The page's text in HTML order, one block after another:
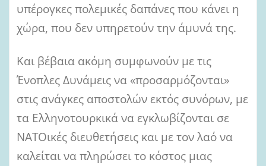
υπέρογκες πολεμικές δαπάνες που κάνει η
χώρα, που δεν υπηρετούν την άμυνά της.
Και βέβαια ακόμη συμφωνούν με τις
Ένοπλες Δυνάμεις να «προσαρμόζονται»
στις ανάγκες αποστολών εκτός συνόρων, με
τα Ελληνοτουρκικά να εγκλωβίζονται σε
ΝΑΤΟικές διευθετήσεις και με τον λαό να
καλείται να πληρώσει το κόστος μιας